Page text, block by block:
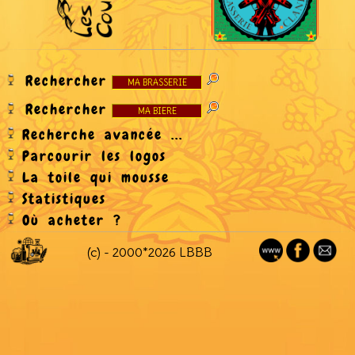
Rechercher
Rechercher
Recherche avancée ...
Parcourir les logos
La toile qui mousse
Statistiques
Où acheter ?
(c) - 2000*2026 LBBB